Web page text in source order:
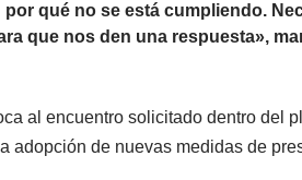
qué no se está cumpliendo.
que nos den una respuesta»,
al encuentro solicitado dentro del
adopción de nuevas medidas de